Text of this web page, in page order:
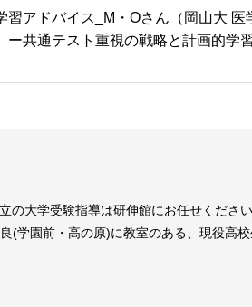
習アドバイス_M・Oさん（岡山大 医
ー共通テスト重視の戦略と計画的学
の大学受験指導は研伸館にお任せくださ
学園前・高の原)に教室のある、現役高校